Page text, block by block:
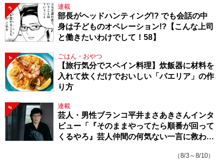
3 連載
部長がヘッドハンティング!? でも会話の中
身は子どものオペレーション!?【こんな上司
と働きたいわけでして！58】
4 ごはん・おやつ
【旅行気分でスペイン料理】炊飯器に材料を
入れて炊くだけでおいしい「パエリア」の作
り方
5 連載
芸人・男性ブランコ平井まさあきさんインタ
ビュー「『そのままやってたら順番が回って
くるやろ』芸人仲間の何気ない一言に救われ
（8/3～8/10）